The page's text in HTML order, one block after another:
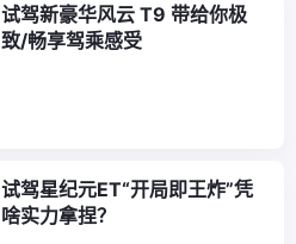
试驾新豪华风云 T9 带给你极
致/畅享驾乘感受
试驾星纪元ET“开局即王炸”凭
啥实力拿捏？